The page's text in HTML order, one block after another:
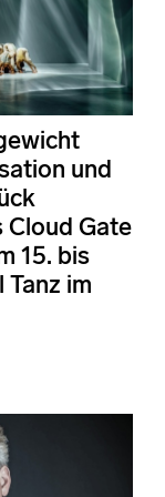
und
Cloud Gate
15. bis
Tanz im